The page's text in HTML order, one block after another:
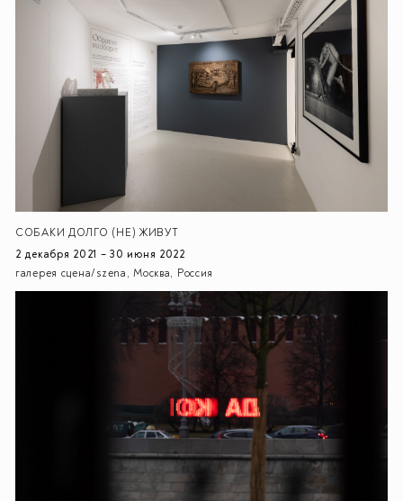
СОБАКИ ДОЛГО (НЕ) ЖИВУТ
2 декабря 2021 – 30 июня 2022
галерея сцена/szena, Москва, Россия